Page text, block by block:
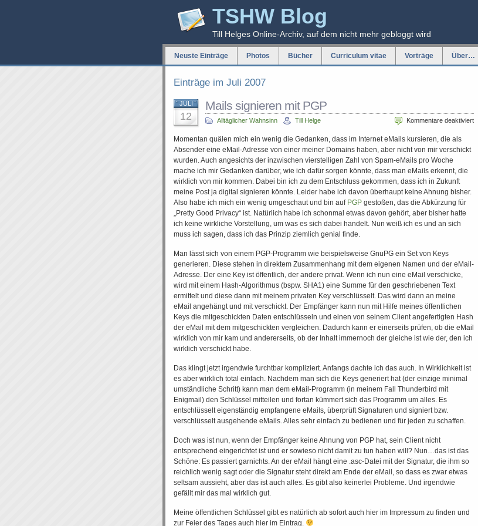
TSHW Blog
Till Helges Online-Archiv, auf dem nicht mehr gebloggt wird
Neuste Einträge Photos Bücher Curriculum vitae Vorträge Über…
Einträge im Juli 2007
JULI
12
Mails signieren mit PGP
Alltäglicher Wahnsinn Till Helge Kommentare deaktiviertfür
Momentan quälen mich ein wenig die Gedanken, dass im Internet eMails kursieren, die als
Absender eine eMail-Adresse von einer meiner Domains haben, aber nicht von mir verschickt
wurden. Auch angesichts der inzwischen vierstelligen Zahl von Spam-eMails pro Woche
mache ich mir Gedanken darüber, wie ich dafür sorgen könnte, dass man eMails erkennt, die
wirklich von mir kommen. Dabei bin ich zu dem Entschluss gekommen, dass ich in Zukunft
meine Post ja digital signieren könnte. Leider habe ich davon überhaupt keine Ahnung bisher.
Also habe ich mich ein wenig umgeschaut und bin auf PGP gestoßen, das die Abkürzung für
„Pretty Good Privacy“ ist. Natürlich habe ich schonmal etwas davon gehört, aber bisher hatte
ich keine wirkliche Vorstellung, um was es sich dabei handelt. Nun weiß ich es und an sich
muss ich sagen, dass ich das Prinzip ziemlich genial finde.
Man lässt sich von einem PGP-Programm wie beispielsweise GnuPG ein Set von Keys
generieren. Diese stehen in direktem Zusammenhang mit dem eigenen Namen und der eMail-
Adresse. Der eine Key ist öffentlich, der andere privat. Wenn ich nun eine eMail verschicke,
wird mit einem Hash-Algorithmus (bspw. SHA1) eine Summe für den geschriebenen Text
ermittelt und diese dann mit meinem privaten Key verschlüsselt. Das wird dann an meine
eMail angehängt und mit verschickt. Der Empfänger kann nun mit Hilfe meines öffentlichen
Keys die mitgeschickten Daten entschlüsseln und einen von seinem Client angefertigten Hash
der eMail mit dem mitgeschickten vergleichen. Dadurch kann er einerseits prüfen, ob die eMail
wirklich von mir kam und andererseits, ob der Inhalt immernoch der gleiche ist wie der, den ich
wirklich verschickt habe.
Das klingt jetzt irgendwie furchtbar kompliziert. Anfangs dachte ich das auch. In Wirklichkeit ist
es aber wirklich total einfach. Nachdem man sich die Keys generiert hat (der einzige minimal
umständliche Schritt) kann man dem eMail-Programm (in meinem Fall Thunderbird mit
Enigmail) den Schlüssel mitteilen und fortan kümmert sich das Programm um alles. Es
entschlüsselt eigenständig empfangene eMails, überprüft Signaturen und signiert bzw.
verschlüsselt ausgehende eMails. Alles sehr einfach zu bedienen und für jeden zu schaffen.
Doch was ist nun, wenn der Empfänger keine Ahnung von PGP hat, sein Client nicht
entsprechend eingerichtet ist und er sowieso nicht damit zu tun haben will? Nun…das ist das
Schöne: Es passiert garnichts. An der eMail hängt eine .asc-Datei mit der Signatur, die ihm so
reichlich wenig sagt oder die Signatur steht direkt am Ende der eMail, so dass es zwar etwas
seltsam aussieht, aber das ist auch alles. Es gibt also keinerlei Probleme. Und irgendwie
gefällt mir das mal wirklich gut.
Meine öffentlichen Schlüssel gibt es natürlich ab sofort auch hier im Impressum zu finden und
zur Feier des Tages auch hier im Eintrag.